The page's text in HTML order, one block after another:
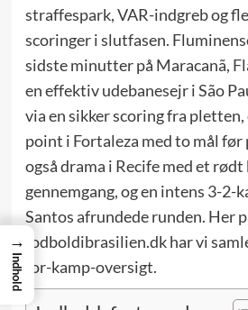
straffespark, VAR-indgreb og
scoringer i slutfasen.
sidste minutter på Maracanã,
en effektiv udebanesejr i São
via en sikker scoring fra
point i Fortaleza med to mål før
også drama i Recife med et
gennemgang, og en intens 3-2-
Santos afrundede runden. Her
fodboldibrasilien.dk har vi
for-kamp-oversigt.
→
Indhold